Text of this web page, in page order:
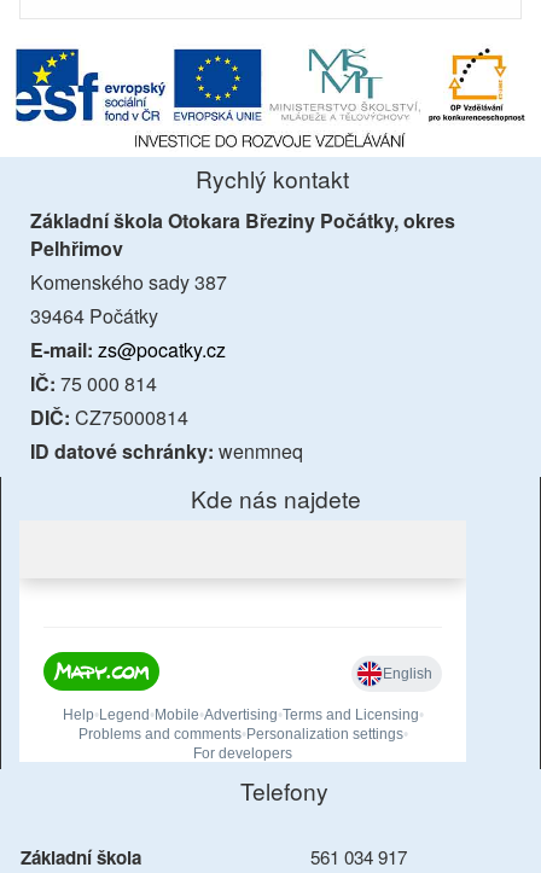
Rychlý kontakt
Základní škola Otokara Březiny Počátky, okres
Pelhřimov
Komenského sady 387
39464 Počátky
E-mail: zs@pocatky.cz
IČ: 75 000 814
DIČ: CZ75000814
ID datové schránky: wenmneq
Kde nás najdete
Telefony
Základní škola 561 034 917